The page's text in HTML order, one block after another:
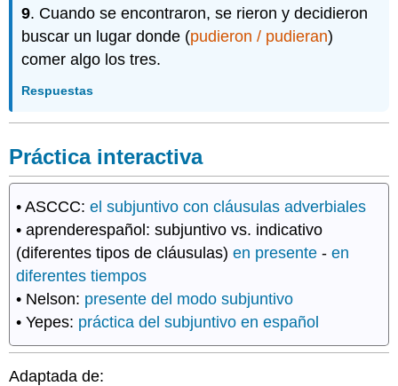
9. Cuando se encontraron, se rieron y decidieron
buscar un lugar donde (pudieron / pudieran)
comer algo los tres.
Respuestas
Práctica interactiva
• ASCCC:el subjuntivo con cláusulas adverbiales
• aprenderespañol: subjuntivo vs. indicativo
(diferentes tipos de cláusulas)en presente -en
diferentes tiempos
• Nelson: presente del modo subjuntivo
• Yepes: práctica del subjuntivo en español
Adaptada de: